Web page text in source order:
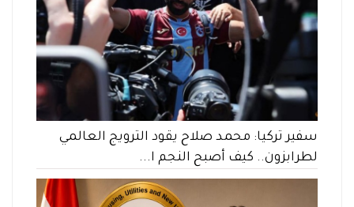
سفير تركيا: محمد صلاح يقود الترويج العالمي
لطرابزون.. كيف أصبح النجم ا...